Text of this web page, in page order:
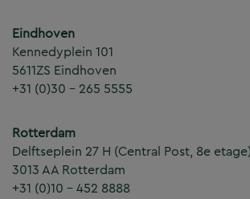
Eindhoven
Kennedyplein 101
5611ZS Eindhoven
+31 (0)30 – 265 5555
Rotterdam
Delftseplein 27 H (Central Post, 8e etage)
3013 AA Rotterdam
+31 (0)10 – 452 8888